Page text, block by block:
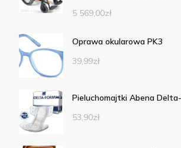
5 569,00zł
Oprawa okularowa PK3
39,99zł
Pieluchomajtki Abena
53,90zł